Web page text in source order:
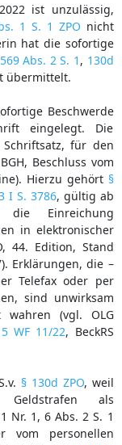
ist unzulässig,
1 S. 1 ZPO nicht
hat die sofortige
Abs. 2 S. 1 , 130d
übermittelt.
Beschwerde
eingelegt. Die
für den
Beschluss vom
Hierzu gehört §
I S. 3786, gültig ab
die Einreichung
in elektronischer
44. Edition, Stand
Erklärungen, die –
Telefax oder per
sind unwirksam
(vgl. OLG
5 WF 11/22, BeckRS
§ 130d ZPO, weil
als
Nr. 1, 6 Abs. 2 S. 1
vom personellen